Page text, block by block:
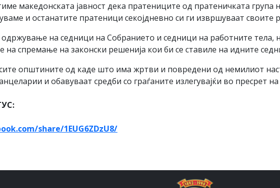
македонската јавност дека пратениците од пратеничката
и останатите пратеници секојдневно си ги извршуваат своите
на седници на Собранието и седници на работните тела,
на спремање на законски решенија кои би се ставиле на идните
општините од каде што има жртви и повредени од немилиот
и обавуваат средби со граѓаните излегувајќи во пресрет
share/1EUG6ZDzU8/